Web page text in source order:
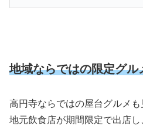
地域ならではの限定グル
高円寺ならではの屋台グルメも
地元飲食店が期間限定で出店し